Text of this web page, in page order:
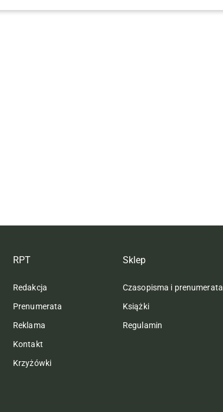
RPT
Redakcja
Prenumerata
Reklama
Kontakt
Krzyżówki
Sklep
Czasopisma i prenumerata
Książki
Regulamin